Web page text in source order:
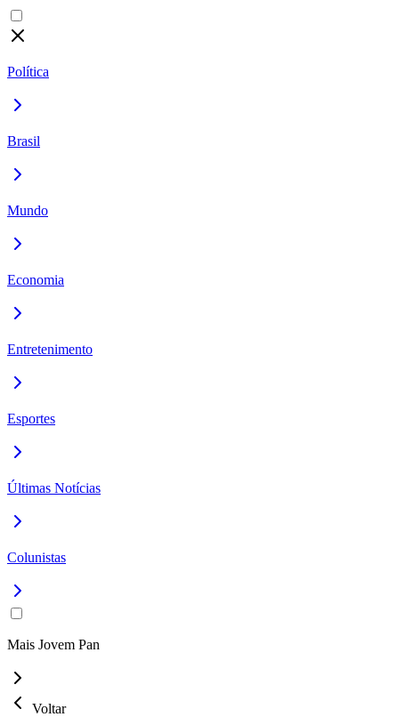
Política
Brasil
Mundo
Economia
Entretenimento
Esportes
Últimas Notícias
Colunistas
Mais Jovem Pan
Voltar